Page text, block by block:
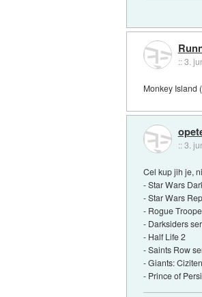
::3.
Monkey Island
::3.
Cel kup jih je,
- Star Wars
- Star Wars
- Rogue
- Darksiders
- Half Life 2
- Saints Row
- Giants:
- Prince of